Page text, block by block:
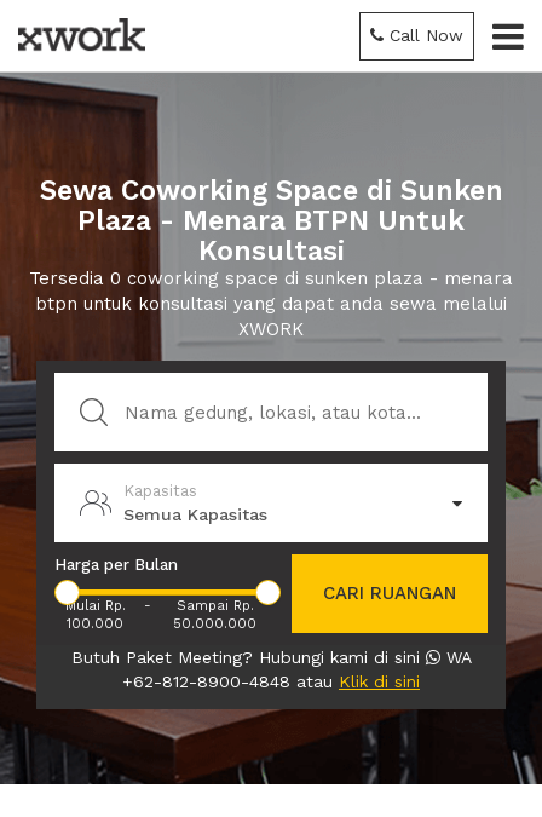
Call Now
Sewa Coworking Space di Sunken
Plaza - Menara BTPN Untuk
Konsultasi
Tersedia 0 coworking space di sunken plaza - menara
btpn untuk konsultasi yang dapat anda sewa melalui
XWORK
Kapasitas
Semua Kapasitas
Harga per Bulan
Mulai Rp.
100.000
-
Sampai Rp.
50.000.000
CARI RUANGAN
Butuh Paket Meeting? Hubungi kami di sini
WA
+62-812-8900-4848 atau Klik di sini